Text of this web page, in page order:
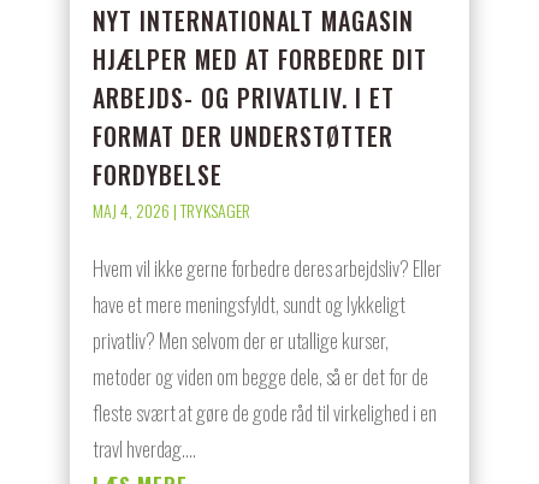
NYT INTERNATIONALT MAGASIN
HJÆLPER MED AT FORBEDRE DIT
ARBEJDS- OG PRIVATLIV. I ET
FORMAT DER UNDERSTØTTER
FORDYBELSE
MAJ 4, 2026|TRYKSAGER
Hvem vil ikke gerne forbedre deres arbejdsliv? Eller
have et mere meningsfyldt, sundt og lykkeligt
privatliv? Men selvom der er utallige kurser,
metoder og viden om begge dele, så er det for de
fleste svært at gøre de gode råd til virkelighed i en
travl hverdag....